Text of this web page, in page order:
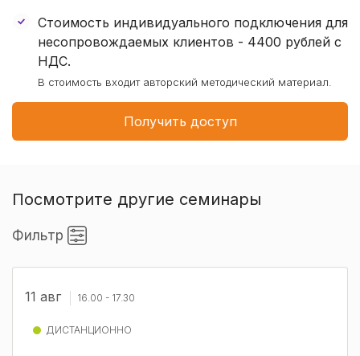
Стоимость индивидуального подключения для
несопровождаемых клиентов - 4400 рублей с
НДС.
В стоимость входит авторский методический материал.
Получить доступ
Посмотрите другие семинары
Фильтр
11 авг 16.00 - 17.30
ДИСТАНЦИОННО